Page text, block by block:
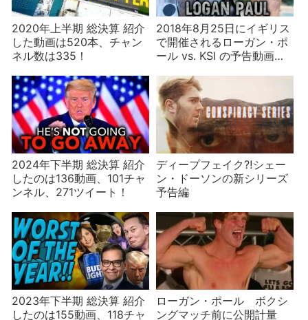
2020年上半期 総決算 紹介
した動画は520本、チャン
ネル数は335！
2018年8月25日にイギリス
で開催されるローガン・ポ
ール vs. KSI の予告動画が
2024年下半期 総決算 紹介
したのは136動画、101チャ
ンネル、271ツイート！
ディープフェイク⁈シェー
ン・ドーソンの新シリーズ
予告編
2023年下半期 総決算 紹介
したのは155動画、118チャ
ローガン・ポール ボクシ
ングマッチ前に公開計量